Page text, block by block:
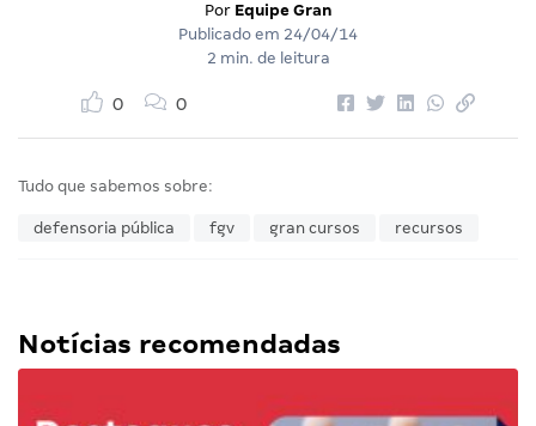
Por Equipe Gran
Publicado em 24/04/14
2 min. de leitura
0 0
Tudo que sabemos sobre:
defensoria pública fgv gran cursos recursos
Notícias recomendadas